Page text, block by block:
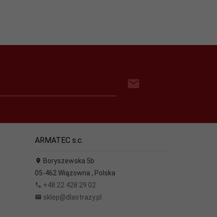
ARMATEC s.c.
Boryszewska 5b
05-462 Wiązowna , Polska
+48 22 428 29 02
sklep@dlastrazy.pl